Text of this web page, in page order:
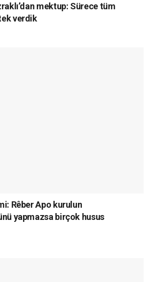
mektup: Sürece tüm
verdik
Rêber Apo kurulun
yapmazsa birçok husus